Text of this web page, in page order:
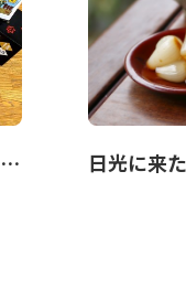
日光で人気のお土産 10選！可愛くて美味しいお菓子を紹介！